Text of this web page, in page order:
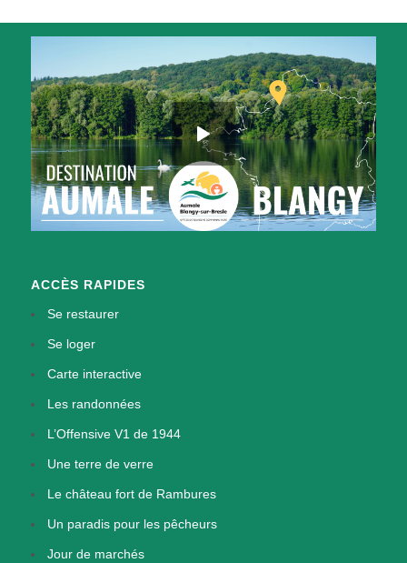
ACCÈS RAPIDES
Se restaurer
Se loger
Carte interactive
Les randonnées
L’Offensive V1 de 1944
Une terre de verre
Le château fort de Rambures
Un paradis pour les pêcheurs
Jour de marchés